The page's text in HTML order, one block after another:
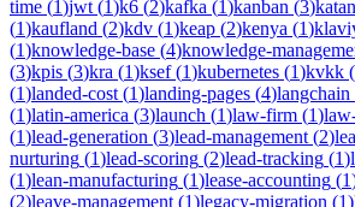
time (1)jwt (1)k6 (2)kafka (1)kanban (3)
(1)kaufland (2)kdv (1)keap (2)kenya (1)
(1)knowledge-base (4)knowledge-
(3)kpis (3)kra (1)ksef(1)kubernetes (1)kvkk (
(1)landed-cost (1)landing-pages (4)langchain
(1)latin-america (3)launch (1)law-firm (1)
(1)lead-generation (3)lead-management (2)
nurturing (1)lead-scoring (2)lead-tracking (1)
(1)lean-manufacturing (1)lease-accounting (1
(2)leave-management (1)legacy-migration (1)